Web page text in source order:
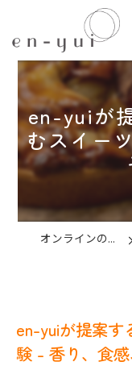
en-yuiが
むスイー
オンラインのお菓子教室ならen-yui
en-yuiが提案す
験 - 香り、食